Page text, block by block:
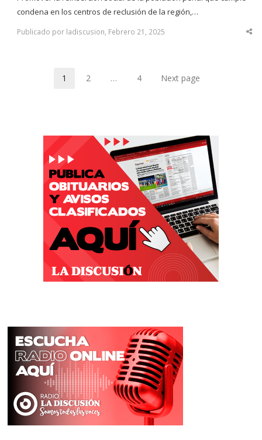
condena en los centros de reclusión de la región,…
Publicado por ladiscusion, Febrero 21, 2025
Page
1 Page
2 … Page
4 Next page